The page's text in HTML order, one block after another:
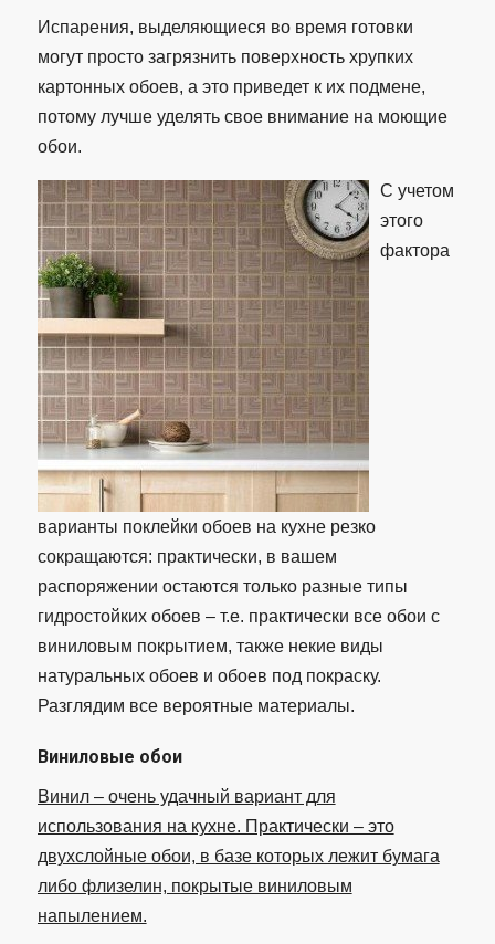
Испарения, выделяющиеся во время готовки
могут просто загрязнить поверхность хрупких
картонных обоев, а это приведет к их подмене,
потому лучше уделять свое внимание на моющие
обои.
С учетом
этого
фактора
варианты поклейки обоев на кухне резко
сокращаются: практически, в вашем
распоряжении остаются только разные типы
гидростойких обоев – т.е. практически все обои с
виниловым покрытием, также некие виды
натуральных обоев и обоев под покраску.
Разглядим все вероятные материалы.
Виниловые обои
Винил – очень удачный вариант для
использования на кухне. Практически – это
двухслойные обои, в базе которых лежит бумага
либо флизелин, покрытые виниловым
напылением.